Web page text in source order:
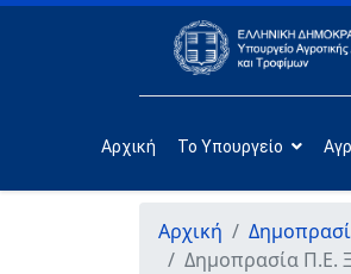
Αρχική Το Υπουργείο
Αρχική
Δημοπρασία Π.Ε.